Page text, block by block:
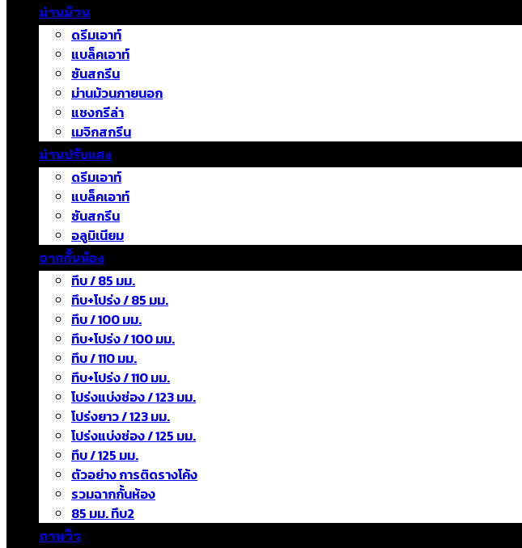
ม่านม้วน
ดรีมเอาท์
แบล็คเอาท์
ซันสกรีน
ม่านม้วนภายนอก
แชงกรีล่า
เมจิกสกรีน
ม่านปรับแสง
ดรีมเอาท์
แบล็คเอาท์
ซันสกรีน
อลูมิเนียม
ฉากกั้นห้อง
ทึบ / 85 มม.
ทึบ+โปร่ง / 85 มม.
ทึบ / 100 มม.
ทึบ+โปร่ง / 100 มม.
ทึบ / 110 มม.
ทึบ+โปร่ง / 110 มม.
โปร่งแบ่งช่อง / 123 มม.
โปร่งยาว / 123 มม.
โปร่งแบ่งช่อง / 125 มม.
ทึบ / 125 มม.
ตัวอย่าง การติดรางโค้ง
รวมฉากกั้นห้อง
85 มม. ทึบ2
ภาพวิว